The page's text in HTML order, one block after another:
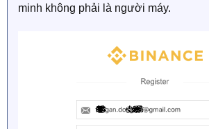
minh không phải là người máy.